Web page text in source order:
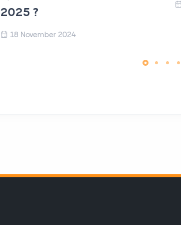
2025 ?
18 November 2024